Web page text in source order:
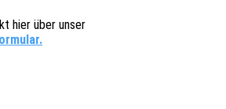
hier über unser